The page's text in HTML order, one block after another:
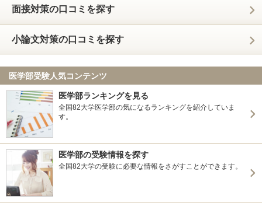
面接対策の口コミを探す
小論文対策の口コミを探す
医学部受験人気コンテンツ
医学部ランキングを見る
全国82大学医学部の気になるランキングを紹介していま
す。
医学部の受験情報を探す
全国82大学の受験に必要な情報をさがすことができます。